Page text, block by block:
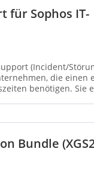
für Sophos IT-
(Incident/
die einen
benötigen. Sie
Bundle